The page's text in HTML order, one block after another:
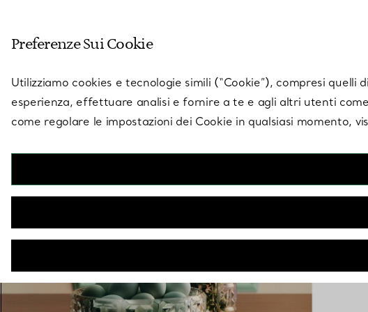
Preferenze Sui Cookie
Utilizziamo cookies e tecnologie simili (“Cookie”), compresi
esperienza, effettuare analisi e fornire a te e agli altri utenti
come regolare le impostazioni dei Cookie in qualsiasi momento,